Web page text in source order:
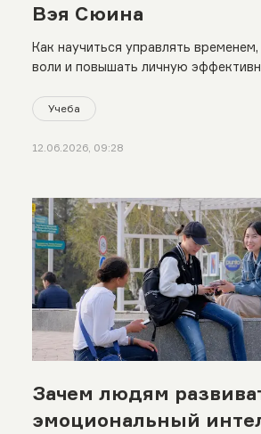
Вэя Сюина
Как научиться управлять
воли и повышать личную
Учеба
12.06.2026, 09:28
Зачем людям
эмоциональный